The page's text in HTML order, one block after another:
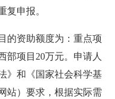
复申报。
的资助额度为：重点项
部项目20万元。申请人
》和《国家社会科学基
站）要求，根据实际需